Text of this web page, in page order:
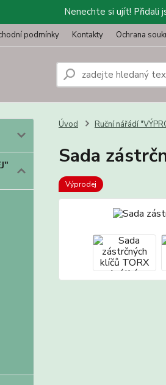
Nenechte si ujít! Přidali
podmínky Kontakty Ochrana
Úvod Ruční nářádí
Sada
Výprodej